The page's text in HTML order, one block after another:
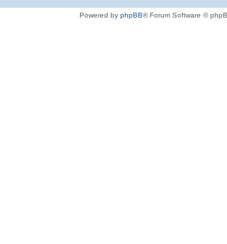
Powered by phpBB® Forum Software ©